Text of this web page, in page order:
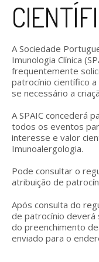
A Sociedade
Imunologia Clínica
frequentemente
patrocínio científico
se necessário a
A SPAIC concederá
todos os eventos
interesse e valor
Imunoalergologia.
Pode consultar o
atribuição de
Após consulta do
de patrocínio
do preenchimento
enviado para o